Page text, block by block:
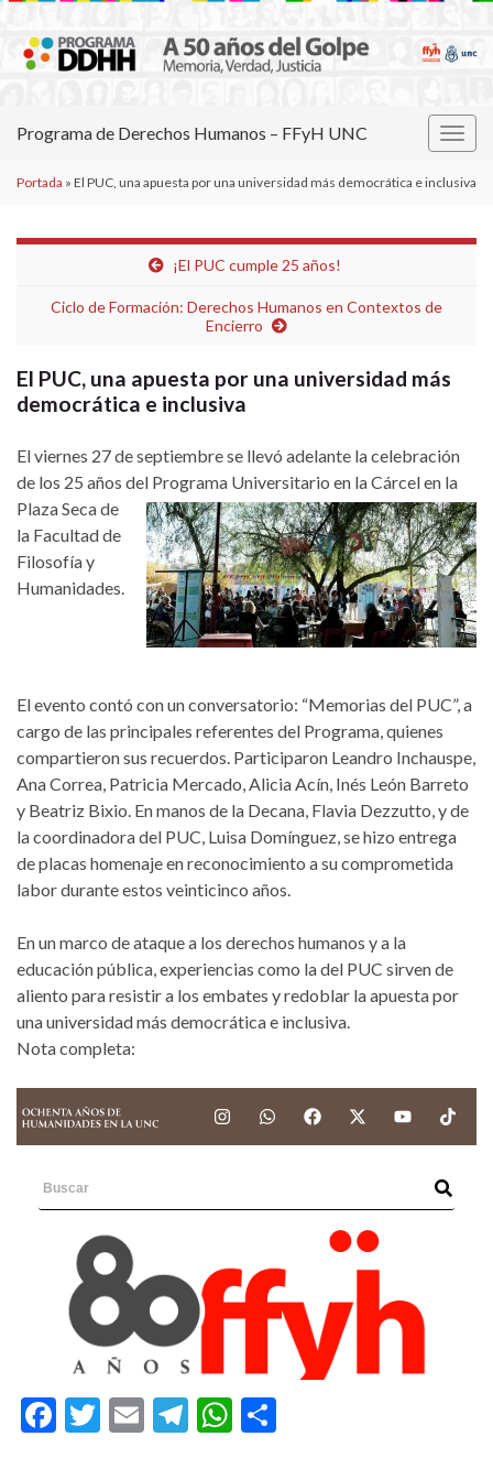
Programa de Derechos Humanos – FFyH UNC
Portada » El PUC, una apuesta por una universidad más democrática e inclusiva
¡El PUC cumple 25 años!
Ciclo de Formación: Derechos Humanos en Contextos de
Encierro
El PUC, una apuesta por una universidad más
democrática e inclusiva
El viernes 27 de septiembre se llevó adelante la celebración
de los 25 años del Programa Universitario en laCárcel en la
Plaza Seca de
la Facultad de
Filosofía y
Humanidades.
El evento contó con un conversatorio: “Memorias del PUC”, a
cargo de las principales referentes del Programa, quienes
compartieron sus recuerdos. Participaron Leandro Inchauspe,
Ana Correa, Patricia Mercado, Alicia Acín, Inés León Barreto
y Beatriz Bixio. En manos de la Decana, Flavia Dezzutto, y de
la coordinadora del PUC, Luisa Domínguez, se hizo entrega
de placas homenaje en reconocimiento a su comprometida
labor durante estos veinticinco años.
En un marco de ataque a los derechos humanos y a la
educación pública, experiencias como la del PUC sirven de
aliento para resistir a los embates y redoblar la apuesta por
una universidad más democrática e inclusiva.
Nota completa:
F
T
E
T
W